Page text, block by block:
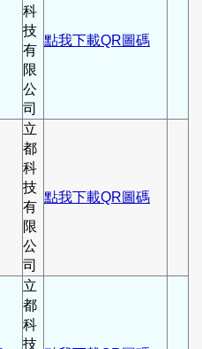
科
技
有
限
公
司
點我下載QR圖碼
立
都
科
技
有
限
公
司
點我下載QR圖碼
立
都
科
技